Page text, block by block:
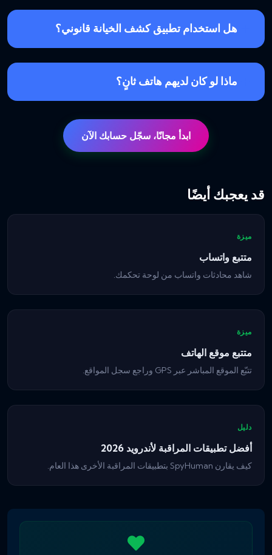
هل استخدام تطبيق كشف الخيانة قانوني؟
ماذا لو كان لديهم هاتف ثانٍ؟
ابدأ مجانًا، سجّل حسابك الآن
قد يعجبك أيضًا
ميزة
متتبع واتساب
شاهد محادثات واتساب من لوحة تحكمك.
ميزة
متتبع موقع الهاتف
تتبّع الموقع المباشر عبر GPS وراجع سجل المواقع.
دليل
أفضل تطبيقات المراقبة لأندرويد 2026
كيف يقارن SpyHuman بتطبيقات المراقبة الأخرى هذا العام.